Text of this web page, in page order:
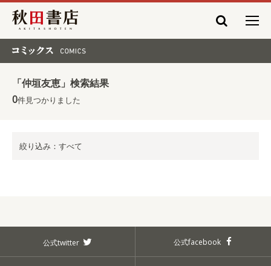
秋田書店
「仲垣友恵」検索結果
0件見つかりました
絞り込み：すべて
公式twitter 公式facebook